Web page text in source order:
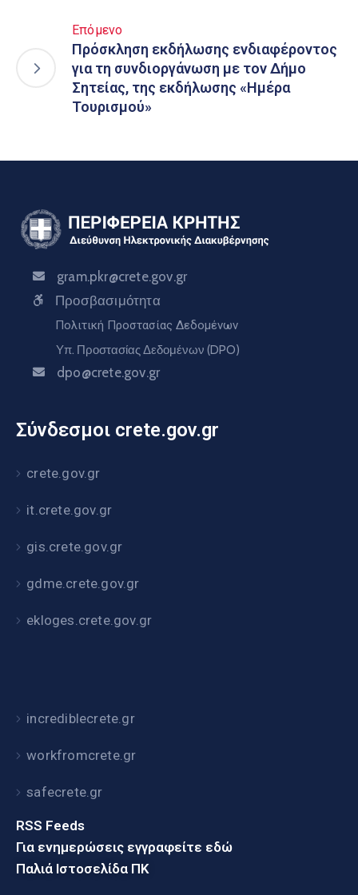
Επόμενο
Πρόσκληση εκδήλωσης ενδιαφέροντος
για τη συνδιοργάνωση με τον Δήμο
Σητείας, της εκδήλωσης «Ημέρα
Τουρισμού»
gram.pkr@crete.gov.gr
Προσβασιμότητα
Πολιτική Προστασίας Δεδομένων
Υπ. Προστασίας Δεδομένων (DPO)
dpo@crete.gov.gr
Σύνδεσμοι crete.gov.gr
crete.gov.gr
it.crete.gov.gr
gis.crete.gov.gr
gdme.crete.gov.gr
ekloges.crete.gov.gr
incrediblecrete.gr
workfromcrete.gr
safecrete.gr
RSS Feeds
Για ενημερώσεις εγγραφείτε εδώ
Παλιά Ιστοσελίδα ΠΚ